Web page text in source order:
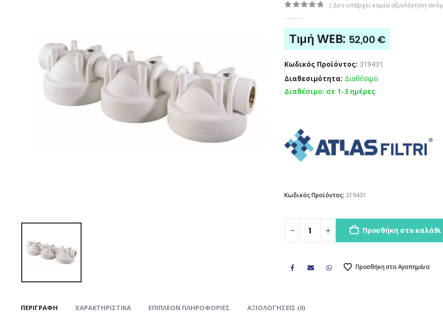
( Δεν υπάρχει καμία αξιολόγηση
Τιμή WEB: 52,00 €
Κωδικός Προϊόντος: 319431
Διαθεσιμότητα: Διαθέσιμο
Διαθέσιμο: σε 1-3 ημέρες
Κωδικός Προϊόντος:319431
Προσθήκη στο καλάθι
Προσθήκη στα Αγαπημένα
ΠΕΡΙΓΡΑΦΉ ΧΑΡΑΚΤΗΡΙΣΤΙΚΑ ΕΠΙΠΛΈΟΝ ΠΛΗΡΟΦΟΡΊΕΣ ΑΞΙΟΛΟΓΉΣΕΙΣ (0)